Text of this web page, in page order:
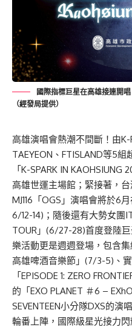
國際指標巨星在高雄接連開
（經發局提供）
高雄演唱會熱潮不間斷！由
TAEYEON、FTISLAND等5
「K-SPARK IN
高雄世運主場館；緊接著，
MJ116「OGS」演唱會將於6
6/12-14)；隨後還有大勢女團
TOUR」(6/27-28)首度登陸
樂活動更是週週登場，包含
高雄啤酒音樂節」(7/3-5)、
「EPISODE 1: ZERO
的「EXO PLANET ＃6 –
SEVENTEEN小分隊DXS的演
輪番上陣，國際級星光接力